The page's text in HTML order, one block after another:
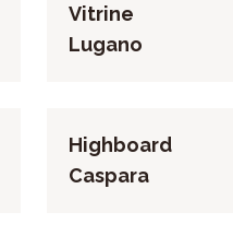
Vitrine
Lugano
Highboard
Caspara